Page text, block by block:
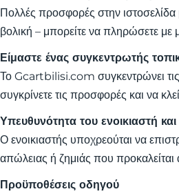
Πολλές προσφορές στην ιστοσελίδα
βολική – μπορείτε να πληρώσετε με
Είμαστε ένας συγκεντρωτής
Το Gcartbilisi.com συγκεντρώνει τις
συγκρίνετε τις προσφορές και να
Υπευθυνότητα του ενοικιαστή
Ο ενοικιαστής υποχρεούται να
απώλειας ή ζημιάς που προκαλείται
Προϋποθέσεις οδηγού